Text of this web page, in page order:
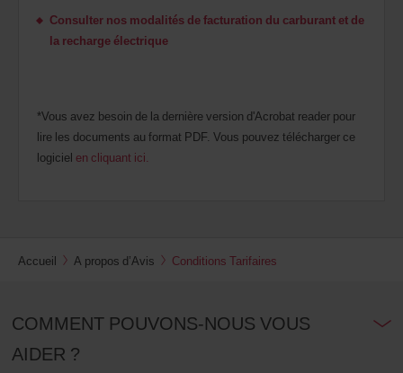
Consulter nos modalités de facturation du carburant et de
la recharge électrique
*Vous avez besoin de la dernière version d'Acrobat reader pour
lire les documents au format PDF. Vous pouvez télécharger ce
logiciel en cliquant ici.
Accueil A propos d’Avis Conditions Tarifaires
COMMENT POUVONS-NOUS VOUS
AIDER ?